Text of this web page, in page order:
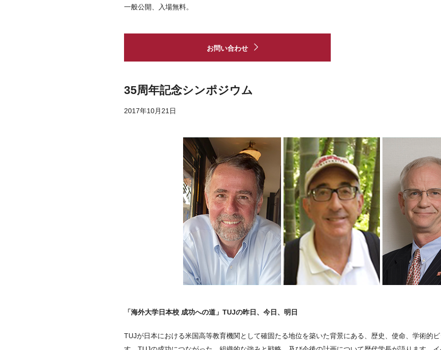
一般公開、入場無料。
お問い合わせ
35周年記念シンポジウム
2017年10月21日
「海外大学日本校 成功への道」TUJの昨日、今日、明日
TUJが日本における米国高等教育機関として確固たる地位を築いた背景にある、歴史、使命、学術的